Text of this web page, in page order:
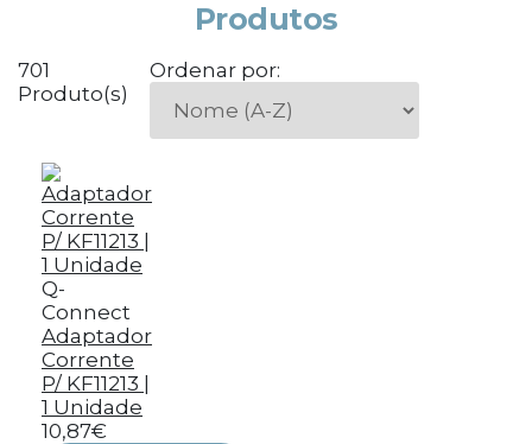
Produtos
701
Produto(s)
Ordenar por:
Q-
Connect
Adaptador
Corrente
P/ KF11213 |
1 Unidade
10,87€